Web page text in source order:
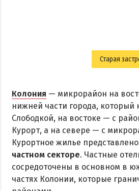
Старая
Колония — микрорайон на
нижней части города, который
Слободкой, на востоке — с
Курорт, а на севере — с
Курортное жилье представлено
частном секторе. Частные
сосредоточены в основном в
частях Колонии, которые